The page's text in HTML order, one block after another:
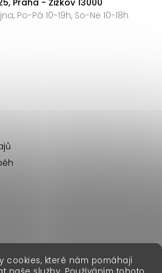
cookies, které nám pomáhají
Po-Pá 10-19h, So-Ne 10-18h
erikafashion.sk